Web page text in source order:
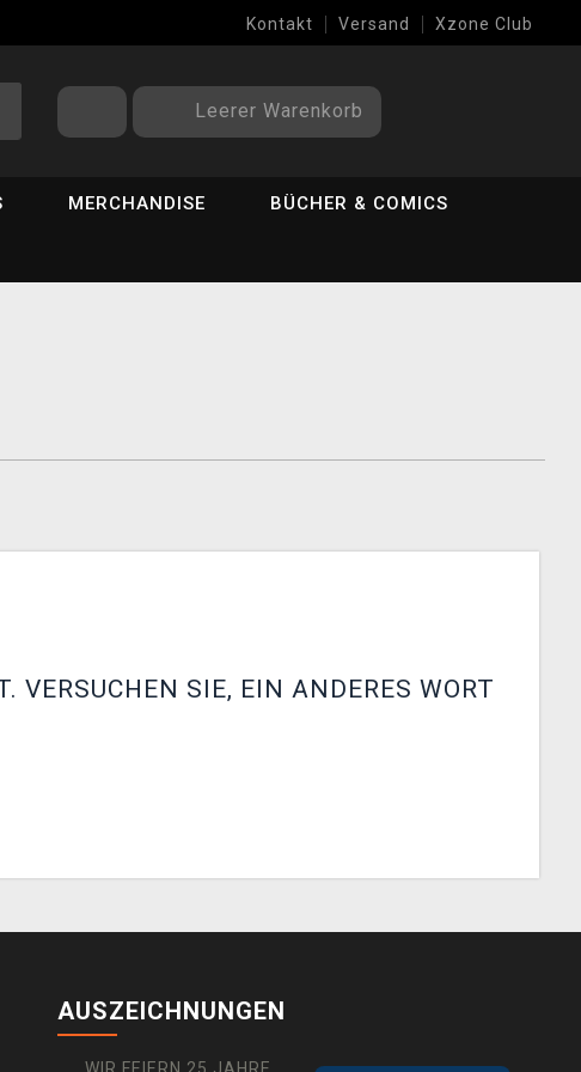
Kontakt Versand Xzone Club
Leerer Warenkorb
MERCHANDISE BÜCHER & COMICS
VERSUCHEN SIE, EIN ANDERES WORT
AUSZEICHNUNGEN